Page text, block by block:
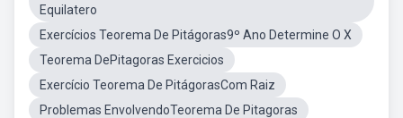
Equilatero
Exercícios Teorema De Pitágoras9º Ano Determine O X
Teorema DePitagoras Exercicios
Exercício Teorema De PitágorasCom Raiz
Problemas EnvolvendoTeorema De Pitagoras